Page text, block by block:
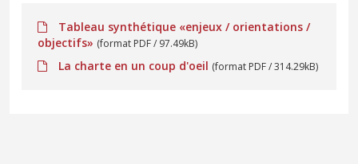
Tableau synthétique «enjeux / orientations /
objectifs» (format PDF / 97.49kB)
La charte en un coup d'oeil (format PDF / 314.29kB)